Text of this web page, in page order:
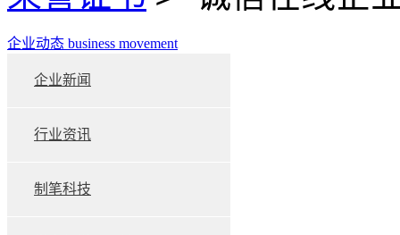
企业动态 business movement
企业新闻
行业资讯
制笔科技